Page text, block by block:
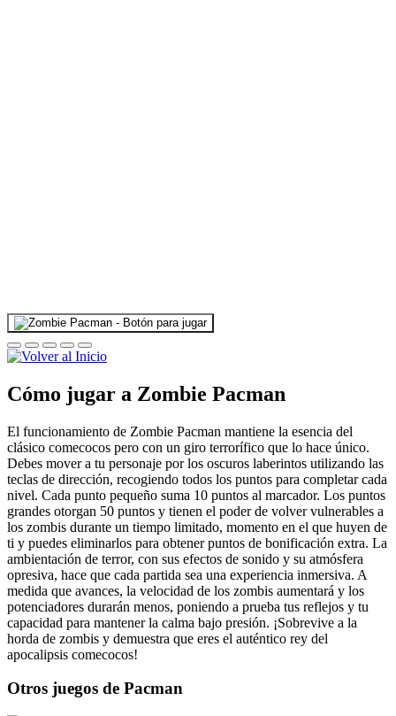
Cómo jugar a Zombie Pacman
El funcionamiento de Zombie Pacman mantiene la esencia del
clásico comecocos pero con un giro terrorífico que lo hace único.
Debes mover a tu personaje por los oscuros laberintos utilizando las
teclas de dirección, recogiendo todos los puntos para completar cada
nivel. Cada punto pequeño suma 10 puntos al marcador. Los puntos
grandes otorgan 50 puntos y tienen el poder de volver vulnerables a
los zombis durante un tiempo limitado, momento en el que huyen de
ti y puedes eliminarlos para obtener puntos de bonificación extra. La
ambientación de terror, con sus efectos de sonido y su atmósfera
opresiva, hace que cada partida sea una experiencia inmersiva. A
medida que avances, la velocidad de los zombis aumentará y los
potenciadores durarán menos, poniendo a prueba tus reflejos y tu
capacidad para mantener la calma bajo presión. ¡Sobrevive a la
horda de zombis y demuestra que eres el auténtico rey del
apocalipsis comecocos!
Otros juegos de Pacman